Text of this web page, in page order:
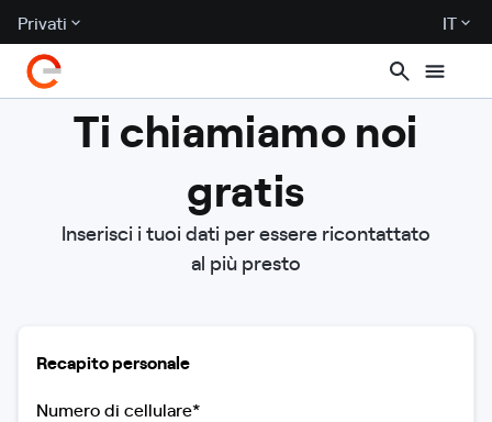
Privati IT
Ti chiamiamo noi
gratis
Inserisci i tuoi dati per essere ricontattato
al più presto
Recapito personale
Numero di cellulare*